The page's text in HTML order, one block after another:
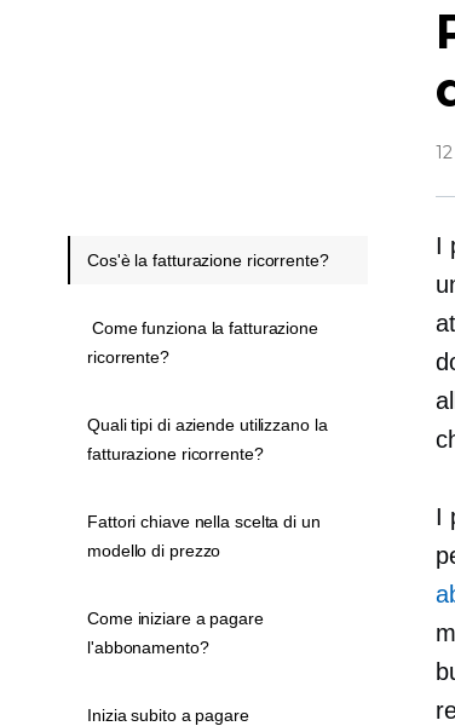
I
I
Cos'è la fatturazione ricorrente?
Come funziona la fatturazione
ricorrente?
Quali tipi di aziende utilizzano la
fatturazione ricorrente?
Fattori chiave nella scelta di un
modello di prezzo
Come iniziare a pagare
l'abbonamento?
Inizia subito a pagare